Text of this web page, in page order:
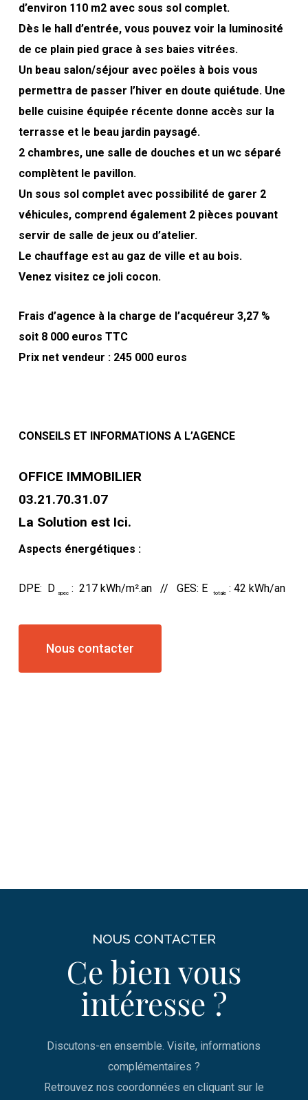
d’environ 110 m2 avec sous sol complet.
Dès le hall d’entrée, vous pouvez voir la luminosité
de ce plain pied grace à ses baies vitrées.
Un beau salon/séjour avec poëles à bois vous
permettra de passer l’hiver en doute quiétude. Une
belle cuisine équipée récente donne accès sur la
terrasse et le beau jardin paysagé.
2 chambres, une salle de douches et un wc séparé
complètent le pavillon.
Un sous sol complet avec possibilité de garer 2
véhicules, comprend également 2 pièces pouvant
servir de salle de jeux ou d’atelier.
Le chauffage est au gaz de ville et au bois.
Venez visitez ce joli cocon.
Frais d’agence à la charge de l’acquéreur 3,27 %
soit 8 000 euros TTC
Prix net vendeur : 245 000 euros
CONSEILS ET INFORMATIONS A L’AGENCE
OFFICE IMMOBILIER
03.21.70.31.07
La Solution est Ici.
Aspects énergétiques :
DPE: D spec : 217 kWh/m².an // GES: E totale : 42 kWh/an
Nous contacter
NOUS CONTACTER
Ce bien vous
intéresse ?
Discutons-en ensemble. Visite, informations
complémentaires ?
Retrouvez nos coordonnées en cliquant sur le